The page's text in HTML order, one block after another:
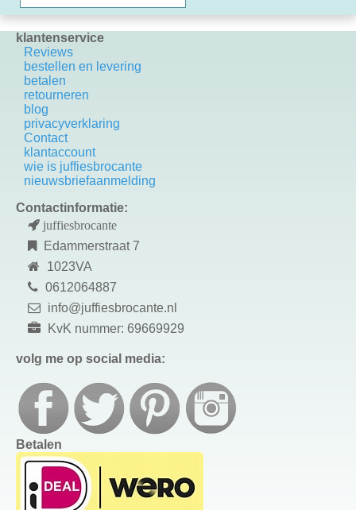
klantenservice
Reviews
bestellen en levering
betalen
retourneren
blog
privacyverklaring
Contact
k lantaccount
wie is juffiesbrocante
nieuwsbriefaanmelding
Contactinformatie:
juffiesbrocante
Edammerstraat 7
1023VA
0612064887
info@juffiesbrocante.nl
KvK nummer: 69669929
volg me op social media:
Betalen